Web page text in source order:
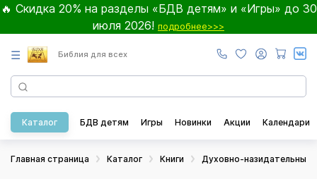
🔥 Скидка 20% на разделы «БДВ детям» и «Игры» до 30
июля 2026! подробнее>>>
☰ Библия для всех
Каталог БДВ детям Игры Новинки Акции Календари
Главная страница Каталог Книги Духовно-назидательные